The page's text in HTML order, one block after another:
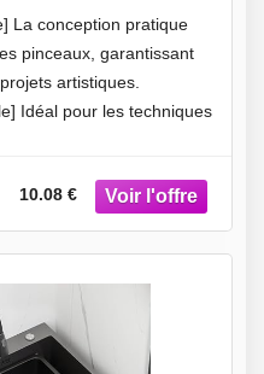
à l’aquarelle
La conception pratique
pinceaux, garantissant
artistiques.
Idéal pour les techniques
10.08 €